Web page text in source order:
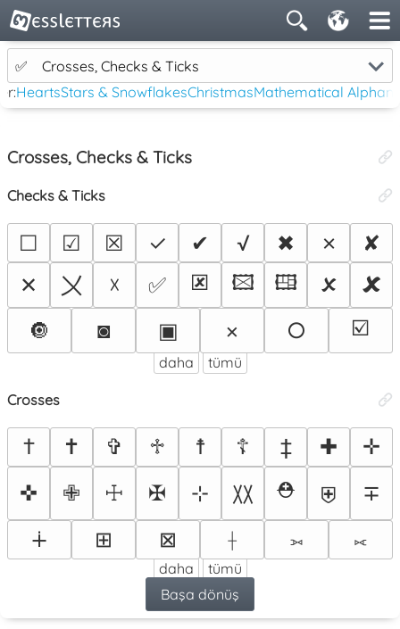
✅
Crosses, Checks & Ticks
HeartsStars & SnowflakesChristmasMathematical
Crosses, Checks & Ticks
Checks & Ticks
☐ ☑ ☒ ✓ ✔ √ ✖ ✗
✘
✕
〤 ☓ ✅ 🗷 🖾 🖽 🗴
🗶
🔘
◙ ▣ × ○ ☑️
daha tümü
Crosses
† ✝ ✞ ♱ ☨ ☦ ‡ ✚
✛
✜
✙ ☩ ✠ ⊹ 〷 ⛑ ⛨
∓
∔
⊞ ⊠ ⟊ ⟕ ⟖
daha
tümü
Başa dönüş